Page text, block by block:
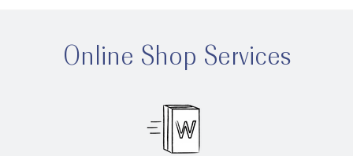
Online Shop Services